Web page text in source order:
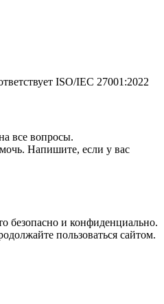
ISO/IEC 27001:2022
все вопросы.
Напишите, если у вас
безопасно и конфиденциально.
пользоваться сайтом.